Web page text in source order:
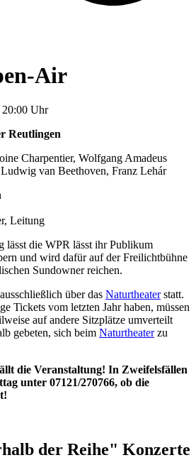
Air
20:00 Uhr
Reutlingen
Charpentier, Wolfgang Amadeus
van Beethoven, Franz Lehár
Leitung
lässt die WPR lässt ihr Publikum
und wird dafür auf der Freilichtbühne
Sundowner reichen.
über das Naturtheaterstatt.
Tickets vom letzten Jahr haben, müssen
auf andere Sitzplätze umverteilt
gebeten, sich beim Naturtheaterzu
die Veranstaltung! In Zweifelsfällen
unter 07121/270766, ob die
der Reihe" Konzerte